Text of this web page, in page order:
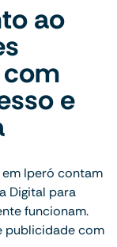
ao
e
Iperó contam
Digital para
funcionam.
publicidade com